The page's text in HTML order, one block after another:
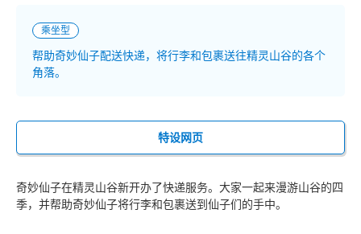
乘坐型
帮助奇妙仙子配送快递，将行李和包裹送往精灵山谷的各个
角落。
特设网页
奇妙仙子在精灵山谷新开办了快递服务。大家一起来漫游山谷的四
季，并帮助奇妙仙子将行李和包裹送到仙子们的手中。